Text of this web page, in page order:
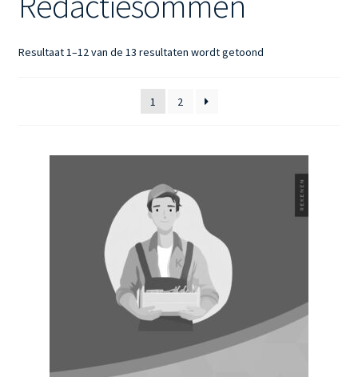
Resultaat 1–12 van de 13 resultaten wordt getoondGesorteerd
1
2